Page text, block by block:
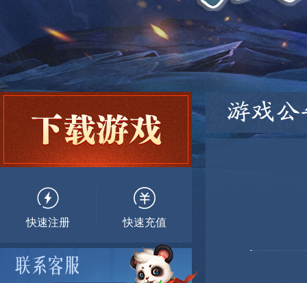
快速注册 快速充值
游戏